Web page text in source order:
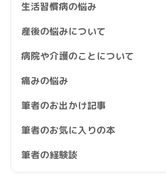
生活習慣病の悩み
産後の悩みについて
病院や介護のことについて
痛みの悩み
筆者のお出かけ記事
筆者のお気に入りの本
筆者の経験談